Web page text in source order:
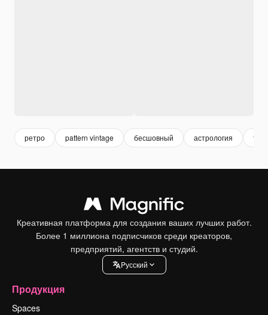
ретро pattern vintage бесшовный астрология
Креативная платформа для создания ваших лучших работ.
Более 1 миллиона подписчиков среди креаторов,
предприятий, агентств и студий.
Pусский
Продукция
Spaces